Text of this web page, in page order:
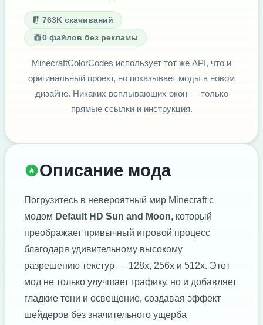
763K скачиваний
0 файлов без рекламы
MinecraftColorCodes использует тот же API, что и
оригинальный проект, но показывает моды в новом
дизайне. Никаких всплывающих окон — только
прямые ссылки и инструкция.
Описание мода
Погрузитесь в невероятный мир Minecraft с
модом Default HD Sun and Moon, который
преображает привычный игровой процесс
благодаря удивительному высокому
разрешению текстур — 128x, 256x и 512x. Этот
мод не только улучшает графику, но и добавляет
гладкие тени и освещение, создавая эффект
шейдеров без значительного ущерба